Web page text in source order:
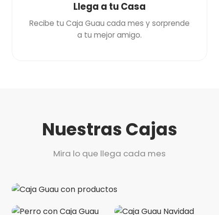
Llega a tu Casa
Recibe tu Caja Guau cada mes y sorprende
a tu mejor amigo.
Nuestras Cajas
Mira lo que llega cada mes